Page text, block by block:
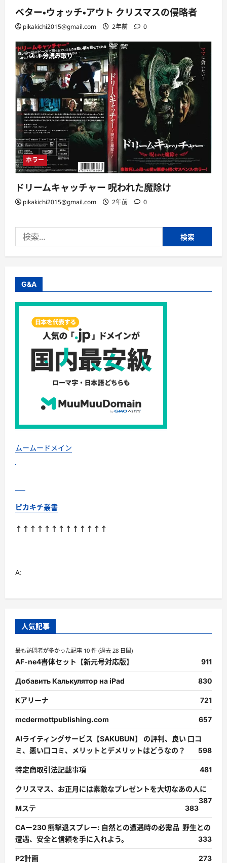
ベター・ウォッチ・アウト クリスマスの侵略者
pikakichi2015@gmail.com 2年前 0
1 分読み取り
ホラー
ドリームキャッチャー 呪われた魔除け
pikakichi2015@gmail.com 2年前 0
索:
G&A
ムームードメイン
ピカキチ叢書
↑↑↑↑↑↑↑↑↑↑↑↑↑
A:
人気記事
最も訪問者が多かった記事 10 件 (過去 28 日間)
AF-ne4書体セット【新元号対応版】 911
Добавить Калькулятор на iPad 830
Kアリーナ 721
mcdermottpublishing.com 657
AIライティングサービス【SAKUBUN】 の評判、良い 口コ
ミ、悪い口コミ、メリットとデメリットはどうなの？
598
特定商取引法記載事項 481
クリスマス、お正月には素敵なプレゼントを大切なあの人に
387
Mステ
383
CAー230 熊撃退スプレー: 自然との遭遇時の必需品 野生との
遭遇、安全と信頼を手に入れよう。
333
P2計画 273